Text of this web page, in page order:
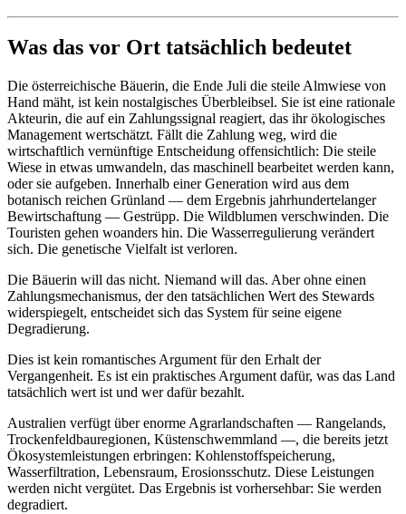
Was das vor Ort tatsächlich bedeutet
Die österreichische Bäuerin, die Ende Juli die steile Almwiese von
Hand mäht, ist kein nostalgisches Überbleibsel. Sie ist eine rationale
Akteurin, die auf ein Zahlungssignal reagiert, das ihr ökologisches
Management wertschätzt. Fällt die Zahlung weg, wird die
wirtschaftlich vernünftige Entscheidung offensichtlich: Die steile
Wiese in etwas umwandeln, das maschinell bearbeitet werden kann,
oder sie aufgeben. Innerhalb einer Generation wird aus dem
botanisch reichen Grünland — dem Ergebnis jahrhundertelanger
Bewirtschaftung — Gestrüpp. Die Wildblumen verschwinden. Die
Touristen gehen woanders hin. Die Wasserregulierung verändert
sich. Die genetische Vielfalt ist verloren.
Die Bäuerin will das nicht. Niemand will das. Aber ohne einen
Zahlungsmechanismus, der den tatsächlichen Wert des Stewards
widerspiegelt, entscheidet sich das System für seine eigene
Degradierung.
Dies ist kein romantisches Argument für den Erhalt der
Vergangenheit. Es ist ein praktisches Argument dafür, was das Land
tatsächlich wert ist und wer dafür bezahlt.
Australien verfügt über enorme Agrarlandschaften — Rangelands,
Trockenfeldbauregionen, Küstenschwemmland —, die bereits jetzt
Ökosystemleistungen erbringen: Kohlenstoffspeicherung,
Wasserfiltration, Lebensraum, Erosionsschutz. Diese Leistungen
werden nicht vergütet. Das Ergebnis ist vorhersehbar: Sie werden
degradiert.